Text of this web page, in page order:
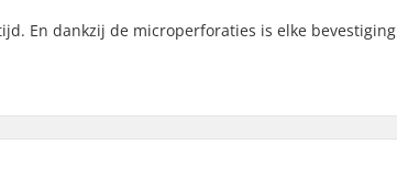
En dankzij de microperforaties is elke bevestiging